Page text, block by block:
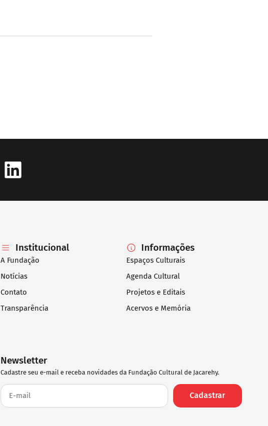
Institucional
A Fundação
Notícias
Contato
Transparência
Informações
Espaços Culturais
Agenda Cultural
Projetos e Editais
Acervos e Memória
Newsletter
Cadastre seu e-mail e receba novidades da Fundação Cultural de Jacarehy.
Cadastrar